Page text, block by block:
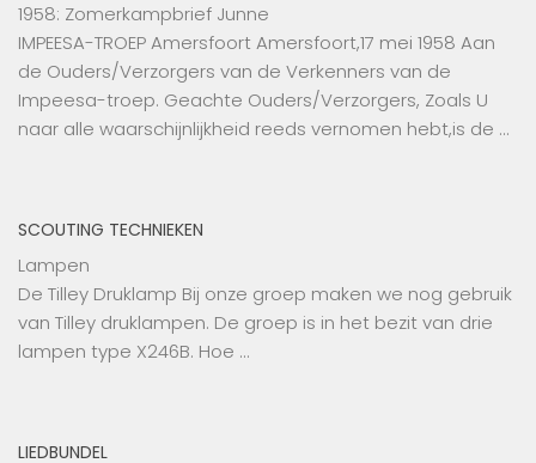
1958: Zomerkampbrief Junne
IMPEESA-TROEP Amersfoort Amersfoort,17 mei 1958 Aan
de Ouders/Verzorgers van de Verkenners van de
Impeesa-troep. Geachte Ouders/Verzorgers, Zoals U
naar alle waarschijnlijkheid reeds vernomen hebt,is de …
SCOUTING TECHNIEKEN
Lampen
De Tilley Druklamp Bij onze groep maken we nog gebruik
van Tilley druklampen. De groep is in het bezit van drie
lampen type X246B. Hoe …
LIEDBUNDEL